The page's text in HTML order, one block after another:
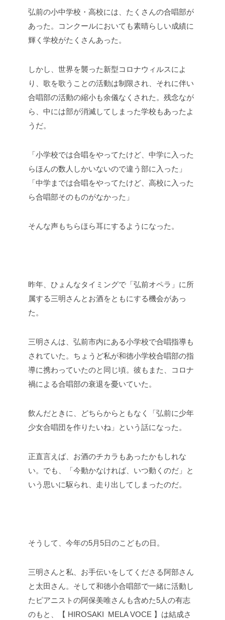
弘前の小中学校・高校には、たくさんの合唱部が
あった。コンクールにおいても素晴らしい成績に
輝く学校がたくさんあった。
しかし、世界を襲った新型コロナウィルスによ
り、歌を歌うことの活動は制限され、それに伴い
合唱部の活動の縮小も余儀なくされた。残念なが
ら、中には部が消滅してしまった学校もあったよ
うだ。
「小学校では合唱をやってたけど、中学に入った
らほんの数人しかいないので違う部に入った」
「中学までは合唱をやってたけど、高校に入った
ら合唱部そのものがなかった」
そんな声もちらほら耳にするようになった。
昨年、ひょんなタイミングで「弘前オペラ」に所
属する三明さんとお酒をともにする機会があっ
た。
三明さんは、弘前市内にある小学校で合唱指導も
されていた。ちょうど私が和徳小学校合唱部の指
導に携わっていたのと同じ頃。彼もまた、コロナ
禍による合唱部の衰退を憂いていた。
飲んだときに、どちらからともなく「弘前に少年
少女合唱団を作りたいね」という話になった。
正直言えば、お酒のチカラもあったかもしれな
い。でも、「今動かなければ、いつ動くのだ」と
いう思いに駆られ、走り出してしまったのだ。
そうして、今年の5月5日のこどもの日。
三明さんと私、お手伝いをしてくださる阿部さん
と太田さん。そして和徳小合唱部で一緒に活動し
たピアニストの阿保美唯さんも含めた5人の有志
のもと、【 HIROSAKI MELA VOCE 】は結成さ